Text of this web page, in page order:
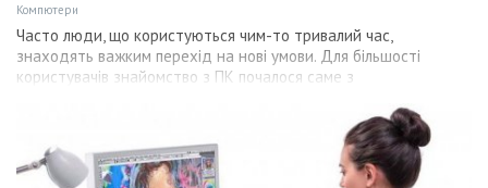
Компютери
Часто люди, що користуються чим-то тривалий час,
знаходять важким перехід на нові умови. Для більшості
користувачів знайомство з ПК почалося саме з